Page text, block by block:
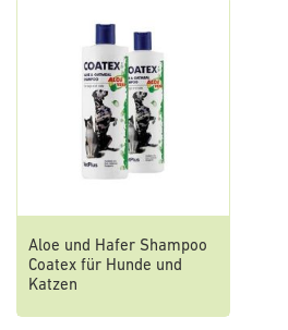
Aloe und Hafer Shampoo
Coatex für Hunde und
Katzen